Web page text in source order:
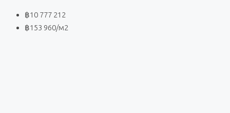
฿10 777 212
฿153 960/м2